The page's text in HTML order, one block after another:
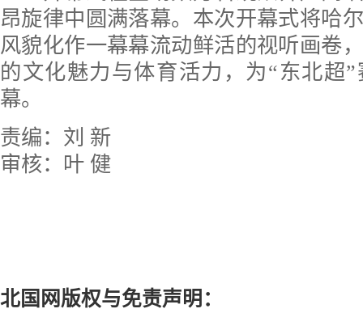
昂旋律中圆满落幕。本次开幕式将哈
风貌化作一幕幕流动鲜活的视听画卷
的文化魅力与体育活力，为“东北超
幕。
责编：刘 新
审核：叶 健
北国网版权与免责声明：